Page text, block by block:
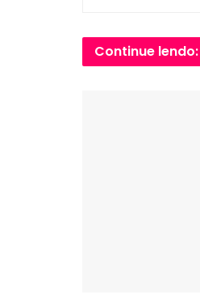
Continue lendo: